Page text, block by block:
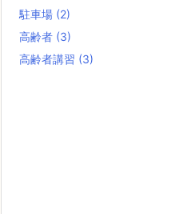
駐車場 (2)
高齢者 (3)
高齢者講習 (3)